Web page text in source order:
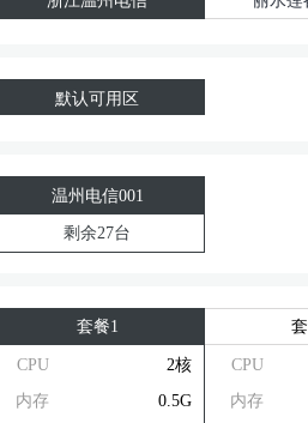
默认可用区
温州电信001
剩余27台
套餐1
CPU
2核
内存
0.5G
CPU
内存